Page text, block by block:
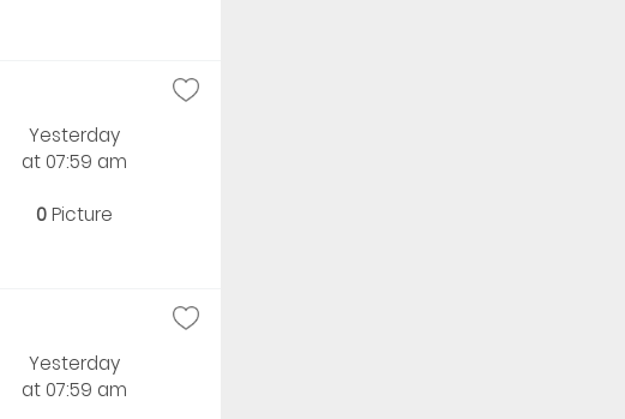
Yesterday
at 07:59 am
0Picture
Yesterday
at 07:59 am